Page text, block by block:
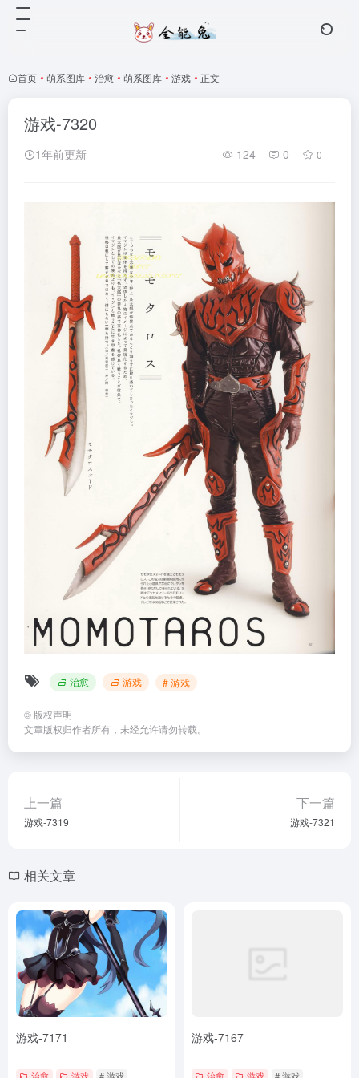
首页 • 萌系图库 • 治愈 • 萌系图库 • 游戏 • 正文
游戏-7320
1年前更新 124 0 0
治愈 游戏 # 游戏
© 版权声明
文章版权归作者所有，未经允许请勿转载。
上一篇
游戏-7319
下一篇
游戏-7321
相关文章
游戏-7171 游戏-7167